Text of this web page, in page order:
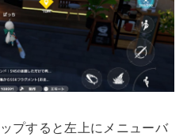
プすると左上にメニューバ